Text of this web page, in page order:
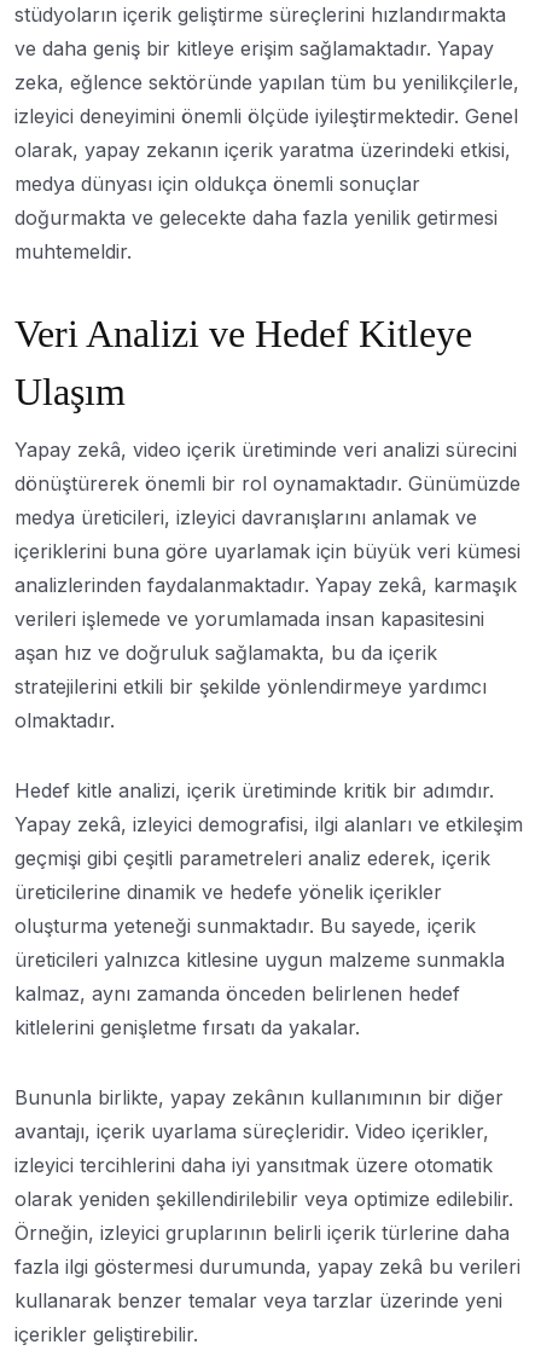
stüdyoların içerik geliştirme süreçlerini hızlandırmakta
ve daha geniş bir kitleye erişim sağlamaktadır. Yapay
zeka, eğlence sektöründe yapılan tüm bu yenilikçilerle,
izleyici deneyimini önemli ölçüde iyileştirmektedir. Genel
olarak, yapay zekanın içerik yaratma üzerindeki etkisi,
medya dünyası için oldukça önemli sonuçlar
doğurmakta ve gelecekte daha fazla yenilik getirmesi
muhtemeldir.
Veri Analizi ve Hedef Kitleye
Ulaşım
Yapay zekâ, video içerik üretiminde veri analizi sürecini
dönüştürerek önemli bir rol oynamaktadır. Günümüzde
medya üreticileri, izleyici davranışlarını anlamak ve
içeriklerini buna göre uyarlamak için büyük veri kümesi
analizlerinden faydalanmaktadır. Yapay zekâ, karmaşık
verileri işlemede ve yorumlamada insan kapasitesini
aşan hız ve doğruluk sağlamakta, bu da içerik
stratejilerini etkili bir şekilde yönlendirmeye yardımcı
olmaktadır.
Hedef kitle analizi, içerik üretiminde kritik bir adımdır.
Yapay zekâ, izleyici demografisi, ilgi alanları ve etkileşim
geçmişi gibi çeşitli parametreleri analiz ederek, içerik
üreticilerine dinamik ve hedefe yönelik içerikler
oluşturma yeteneği sunmaktadır. Bu sayede, içerik
üreticileri yalnızca kitlesine uygun malzeme sunmakla
kalmaz, aynı zamanda önceden belirlenen hedef
kitlelerini genişletme fırsatı da yakalar.
Bununla birlikte, yapay zekânın kullanımının bir diğer
avantajı, içerik uyarlama süreçleridir. Video içerikler,
izleyici tercihlerini daha iyi yansıtmak üzere otomatik
olarak yeniden şekillendirilebilir veya optimize edilebilir.
Örneğin, izleyici gruplarının belirli içerik türlerine daha
fazla ilgi göstermesi durumunda, yapay zekâ bu verileri
kullanarak benzer temalar veya tarzlar üzerinde yeni
içerikler geliştirebilir.